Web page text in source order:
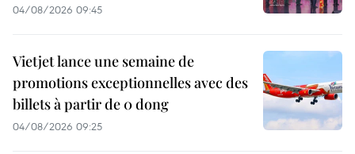
04/08/2026 09:45
Vietjet lance une semaine de
promotions exceptionnelles avec des
billets à partir de 0 dong
04/08/2026 09:25